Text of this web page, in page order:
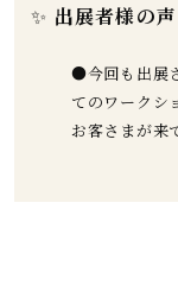
✨ 出展者様の声
●今回も出展
てのワークシ
お客さまが来